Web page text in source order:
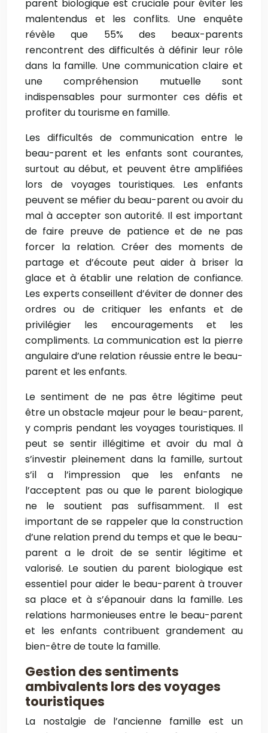
parent biologique est cruciale pour éviter les
malentendus et les conflits. Une enquête
révèle que 55% des beaux-parents
rencontrent des difficultés à définir leur rôle
dans la famille. Une communication claire et
une compréhension mutuelle sont
indispensables pour surmonter ces défis et
profiter du tourisme en famille.
Les difficultés de communication entre le
beau-parent et les enfants sont courantes,
surtout au début, et peuvent être amplifiées
lors de voyages touristiques. Les enfants
peuvent se méfier du beau-parent ou avoir du
mal à accepter son autorité. Il est important
de faire preuve de patience et de ne pas
forcer la relation. Créer des moments de
partage et d’écoute peut aider à briser la
glace et à établir une relation de confiance.
Les experts conseillent d’éviter de donner des
ordres ou de critiquer les enfants et de
privilégier les encouragements et les
compliments. La communication est la pierre
angulaire d’une relation réussie entre le beau-
parent et les enfants.
Le sentiment de ne pas être légitime peut
être un obstacle majeur pour le beau-parent,
y compris pendant les voyages touristiques. Il
peut se sentir illégitime et avoir du mal à
s’investir pleinement dans la famille, surtout
s’il a l’impression que les enfants ne
l’acceptent pas ou que le parent biologique
ne le soutient pas suffisamment. Il est
important de se rappeler que la construction
d’une relation prend du temps et que le beau-
parent a le droit de se sentir légitime et
valorisé. Le soutien du parent biologique est
essentiel pour aider le beau-parent à trouver
sa place et à s’épanouir dans la famille. Les
relations harmonieuses entre le beau-parent
et les enfants contribuent grandement au
bien-être de toute la famille.
Gestion des sentiments
ambivalents lors des voyages
touristiques
La nostalgie de l’ancienne famille est un